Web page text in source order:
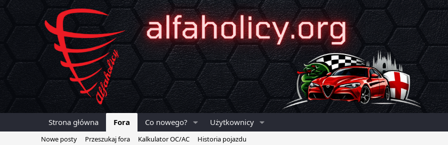
Strona główna Fora Co nowego? Użytkownicy
Nowe posty Przeszukaj fora Kalkulator OC/AC Historia pojazdu